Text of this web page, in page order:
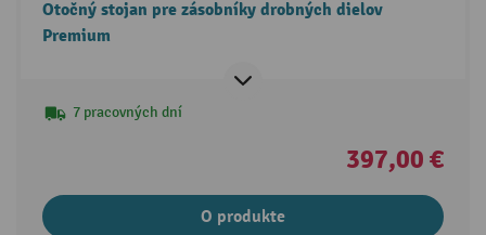
Otočný stojan pre zásobníky drobných dielov
Premium
7 pracovných dní
397,00 €
O produkte